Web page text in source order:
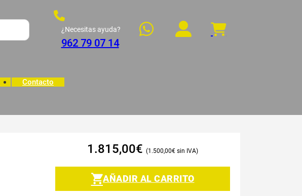
¿Necesitas ayuda?
962 79 07 14
Contacto
1.815,00€ 1.500,00€
AÑADIR AL CARRITO